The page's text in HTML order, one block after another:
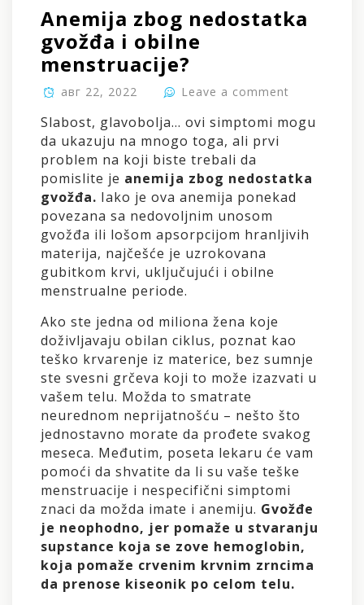
Anemija zbog nedostatka
gvožđa i obilne
menstruacije?
авг 22, 2022 Leave a comment
Slabost, glavobolja… ovi simptomi mogu
da ukazuju na mnogo toga, ali prvi
problem na koji biste trebali da
pomislite je anemija zbog nedostatka
gvožđa. Iako je ova anemija ponekad
povezana sa nedovoljnim unosom
gvožđa ili lošom apsorpcijom hranljivih
materija, najčešće je uzrokovana
gubitkom krvi, uključujući i obilne
menstrualne periode.
Ako ste jedna od miliona žena koje
doživljavaju obilan ciklus, poznat kao
teško krvarenje iz materice, bez sumnje
ste svesni grčeva koji to može izazvati u
vašem telu. Možda to smatrate
neurednom neprijatnošću – nešto što
jednostavno morate da prođete svakog
meseca. Međutim, poseta lekaru će vam
pomoći da shvatite da li su vaše teške
menstruacije i nespecifični simptomi
znaci da možda imate i anemiju. Gvožđe
je neophodno, jer pomaže u stvaranju
supstance koja se zove hemoglobin,
koja pomaže crvenim krvnim zrncima
da prenose kiseonik po celom telu.